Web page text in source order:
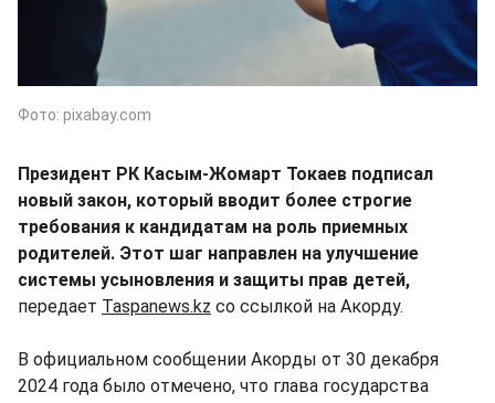
Фото: pixabay.com
Президент РК Касым-Жомарт Токаев подписал
новый закон, который вводит более строгие
требования к кандидатам на роль приемных
родителей. Этот шаг направлен на улучшение
системы усыновления и защиты прав детей,
передает Taspanews.kz со ссылкой на Акорду.
В официальном сообщении Акорды от 30 декабря
2024 года было отмечено, что глава государства